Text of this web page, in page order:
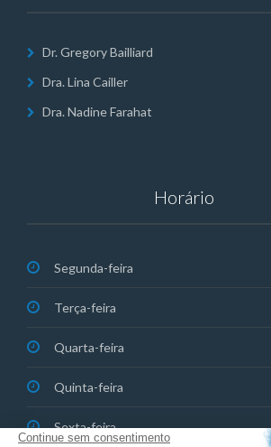
Dr. Gregory Bailliard
Dra. Lina Cailler
Dra. Nadine Farahat
Horário
Segunda-feira
Terça-feira
Quarta-feira
Quinta-feira
Sexta-feira